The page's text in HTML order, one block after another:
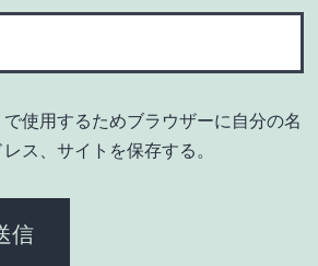
使用するためブラウザーに自分の名
ス、サイトを保存する。